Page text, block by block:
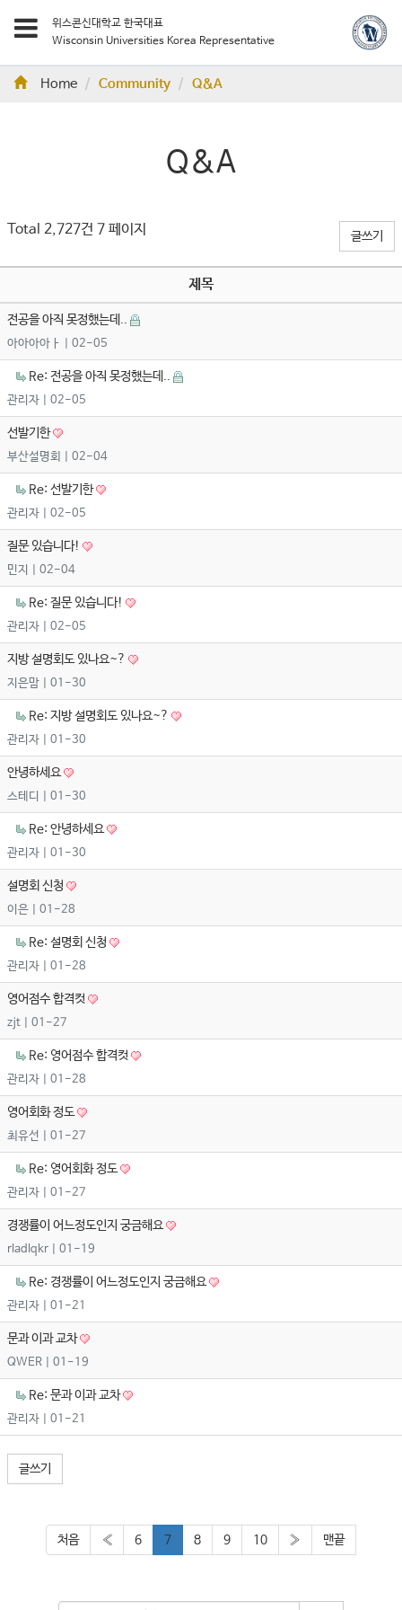
위스콘신대학교 한국대표
Wisconsin Universities Korea Representative
Home Community Q&A
Q&A
Total 2,727건 7 페이지 글쓰기
제목
전공을 아직 못정했는데..
아아아아ㅏ | 02-05
Re: 전공을 아직 못정했는데..
관리자 | 02-05
선발기한
부산설명회 | 02-04
Re: 선발기한
관리자 | 02-05
질문 있습니다!
민지 | 02-04
Re: 질문 있습니다!
관리자 | 02-05
지방 설명회도 있나요~?
지은맘 | 01-30
Re: 지방 설명회도 있나요~?
관리자 | 01-30
안녕하세요
스테디 | 01-30
Re: 안녕하세요
관리자 | 01-30
설명회 신청
이은 | 01-28
Re: 설명회 신청
관리자 | 01-28
영어점수 합격컷
zjt | 01-27
Re: 영어점수 합격컷
관리자 | 01-28
영어회화 정도
최유선 | 01-27
Re: 영어회화 정도
관리자 | 01-27
경쟁률이 어느정도인지 궁금해요
rladlqkr | 01-19
Re: 경쟁률이 어느정도인지 궁금해요
관리자 | 01-21
문과 이과 교차
QWER | 01-19
Re: 문과 이과 교차
관리자 | 01-21
글쓰기
처음 « 6 7 8 9 10 » 맨끝